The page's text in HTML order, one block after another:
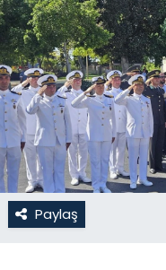
Paylaş
Magazin
Moda
Nöbetçi
Otomobil
Politika